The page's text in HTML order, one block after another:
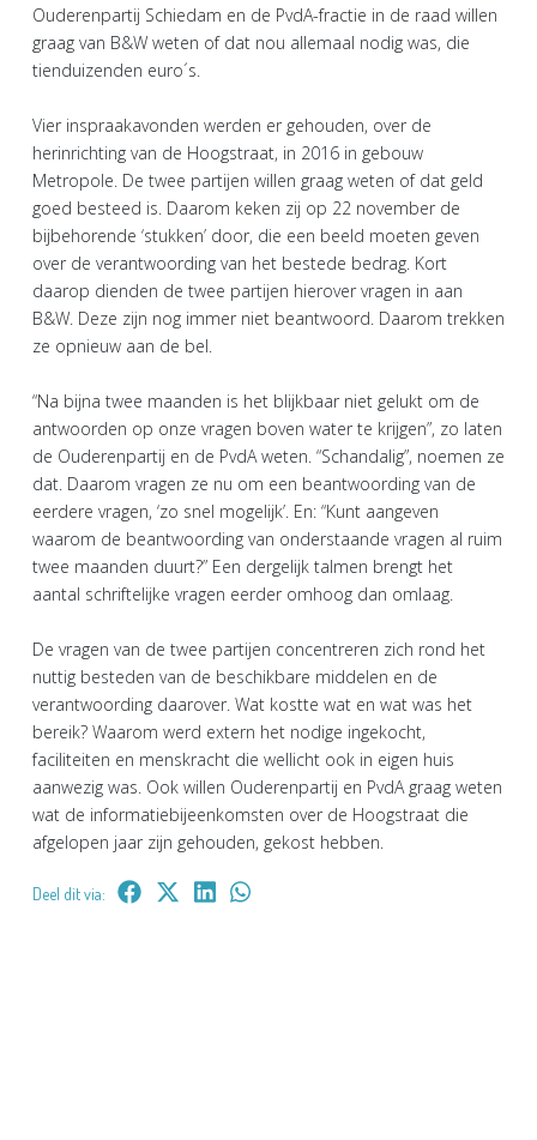
Ouderenpartij Schiedam en de PvdA-fractie in de raad willen
graag van B&W weten of dat nou allemaal nodig was, die
tienduizenden euro´s.
Vier inspraakavonden werden er gehouden, over de
herinrichting van de Hoogstraat, in 2016 in gebouw
Metropole. De twee partijen willen graag weten of dat geld
goed besteed is. Daarom keken zij op 22 november de
bijbehorende ‘stukken’ door, die een beeld moeten geven
over de verantwoording van het bestede bedrag. Kort
daarop dienden de twee partijen hierover vragen in aan
B&W. Deze zijn nog immer niet beantwoord. Daarom trekken
ze opnieuw aan de bel.
“Na bijna twee maanden is het blijkbaar niet gelukt om de
antwoorden op onze vragen boven water te krijgen”, zo laten
de Ouderenpartij en de PvdA weten. “Schandalig”, noemen ze
dat. Daarom vragen ze nu om een beantwoording van de
eerdere vragen, ‘zo snel mogelijk’. En: “Kunt aangeven
waarom de beantwoording van onderstaande vragen al ruim
twee maanden duurt?” Een dergelijk talmen brengt het
aantal schriftelijke vragen eerder omhoog dan omlaag.
De vragen van de twee partijen concentreren zich rond het
nuttig besteden van de beschikbare middelen en de
verantwoording daarover. Wat kostte wat en wat was het
bereik? Waarom werd extern het nodige ingekocht,
faciliteiten en menskracht die wellicht ook in eigen huis
aanwezig was. Ook willen Ouderenpartij en PvdA graag weten
wat de informatiebijeenkomsten over de Hoogstraat die
afgelopen jaar zijn gehouden, gekost hebben.
Deel dit via: